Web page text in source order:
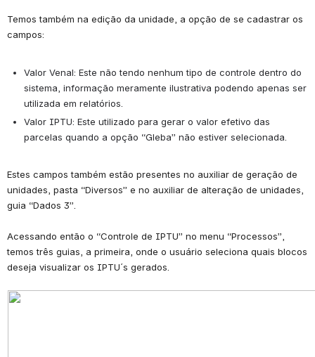
Temos também na edição da unidade, a opção de se cadastrar os
campos:
Valor Venal: Este não tendo nenhum tipo de controle dentro do
sistema, informação meramente ilustrativa podendo apenas ser
utilizada em relatórios.
Valor IPTU: Este utilizado para gerar o valor efetivo das
parcelas quando a opção “Gleba” não estiver selecionada.
Estes campos também estão presentes no auxiliar de geração de
unidades, pasta “Diversos” e no auxiliar de alteração de unidades,
guia “Dados 3”.
Acessando então o “Controle de IPTU” no menu “Processos”,
temos três guias, a primeira, onde o usuário seleciona quais blocos
deseja visualizar os IPTU´s gerados.